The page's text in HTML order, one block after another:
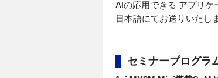
AIの応用できる アプリケ
日本語にてお送りいたし
セミナープログラ